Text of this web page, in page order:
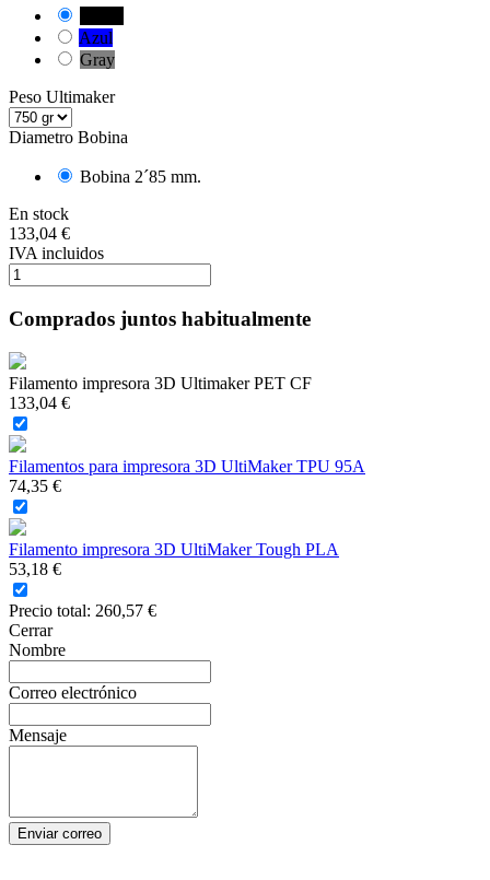
Azul
Gray
Peso Ultimaker
Diametro Bobina
Bobina 2´85 mm.
En stock
133,04 €
IVA incluidos
Comprados juntos habitualmente
Filamento impresora 3D Ultimaker PET CF
133,04 €
Filamentos para impresora 3D UltiMaker TPU 95A
74,35 €
Filamento impresora 3D UltiMaker Tough PLA
53,18 €
Precio total: 260,57 €
Cerrar
Nombre
Correo electrónico
Mensaje
Enviar correo